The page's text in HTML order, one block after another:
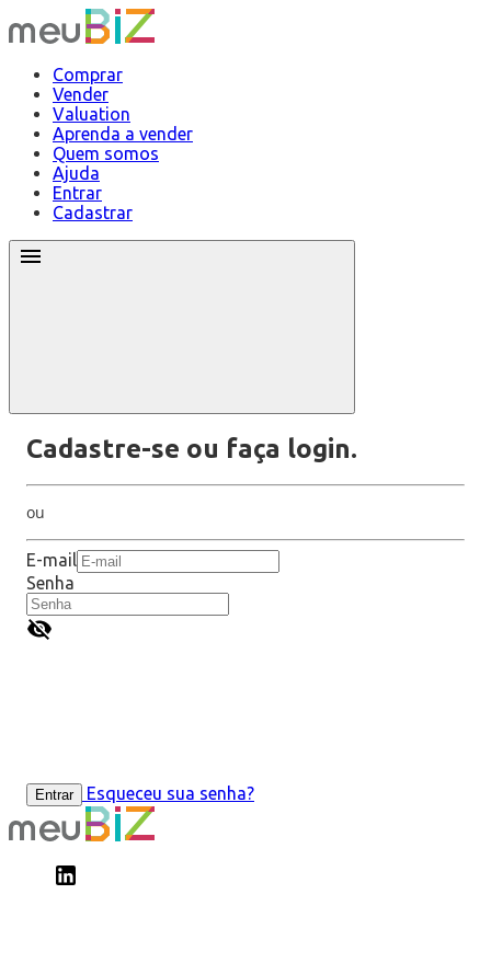
Comprar
Vender
Valuation
Aprenda a vender
Quem somos
Ajuda
Entrar
Cadastrar
Cadastre-se ou faça login.
ou
E-mail
Senha
Entrar Esqueceu sua senha?